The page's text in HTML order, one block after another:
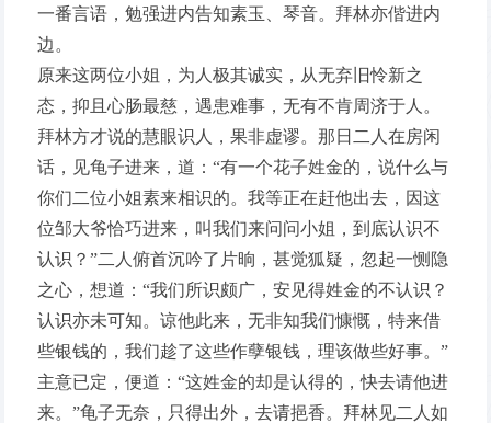
一番言语，勉强进内告知素玉、琴音。拜林亦偕进内
边。
原来这两位小姐，为人极其诚实，从无弃旧怜新之
态，抑且心肠最慈，遇患难事，无有不肯周济于人。
拜林方才说的慧眼识人，果非虚谬。那日二人在房闲
话，见龟子进来，道：“有一个花子姓金的，说什么与
你们二位小姐素来相识的。我等正在赶他出去，因这
位邹大爷恰巧进来，叫我们来问问小姐，到底认识不
认识？”二人俯首沉吟了片晌，甚觉狐疑，忽起一恻隐
之心，想道：“我们所识颇广，安见得姓金的不认识？
认识亦未可知。谅他此来，无非知我们慷慨，特来借
些银钱的，我们趁了这些作孽银钱，理该做些好事。”
主意已定，便道：“这姓金的却是认得的，快去请他进
来。”龟子无奈，只得出外，去请挹香。拜林见二人如